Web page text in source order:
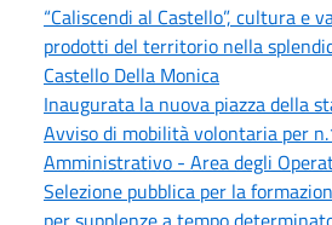
“Caliscendi al Castello”, cultura e
prodotti del territorio nella
Castello Della Monica
Inaugurata la nuova piazza della
Avviso di mobilità volontaria per
Amministrativo - Area degli
Selezione pubblica per la